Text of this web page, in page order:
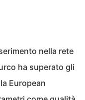
nella rete
ha superato gli
European